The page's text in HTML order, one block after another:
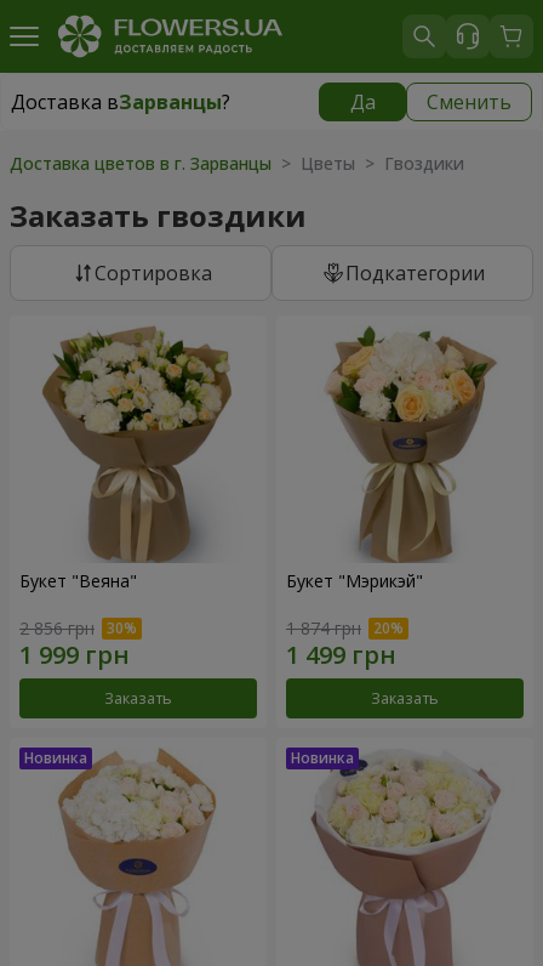
Доставка вЗарванцы? Да Сменить
Доставка вЗарванцы|
Доставка цветов в г. Зарванцы > Цветы > Гвоздики
Заказать гвоздики
Cортировка Подкатегории
Букет "Веяна"
2 856 грн
Заказать
Букет "Мэрикэй"
1 874 грн
Заказать